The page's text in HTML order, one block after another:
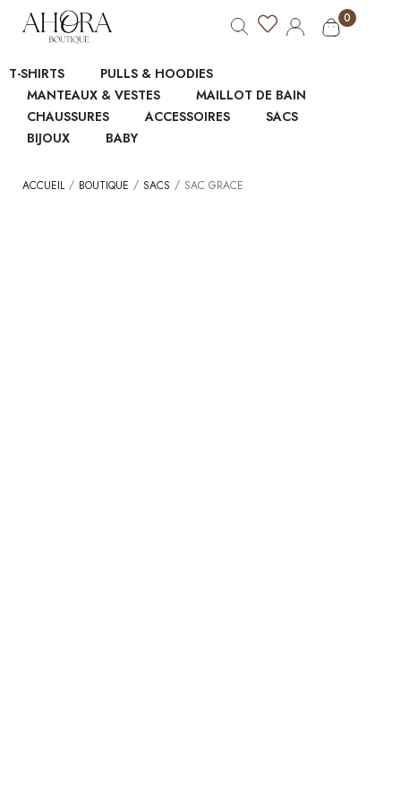
0
T-SHIRTS
PULLS & HOODIES
MANTEAUX & VESTES
MAILLOT DE BAIN
CHAUSSURES
ACCESSOIRES
SACS
BIJOUX
BABY
ACCUEIL / BOUTIQUE / SACS / SAC GRACE